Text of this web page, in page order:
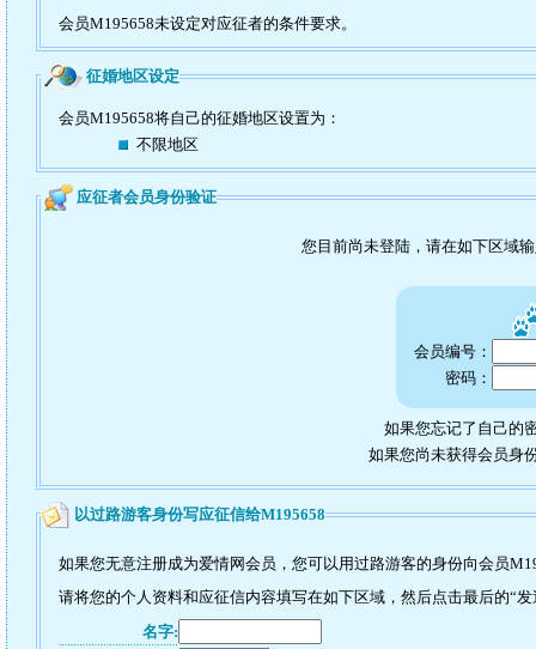
会员M195658未设定对应征者的条件要求。
征婚地区设定
会员M195658将自己的征婚地区设置为：
不限地区
应征者会员身份验证
您目前尚未登陆，请在如下区域
会员编号：
密码：
如果您忘记了自己的
如果您尚未获得会员身
以过路游客身份写应征信给M195658
如果您无意注册成为爱情网会员，您可以用过路游客的身份向会员
请将您的个人资料和应征信内容填写在如下区域，然后点击最后的“
名字: